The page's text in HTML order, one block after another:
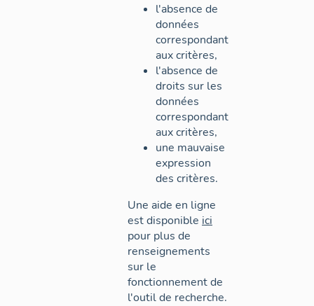
l'absence de
données
correspondant
aux critères,
l'absence de
droits sur les
données
correspondant
aux critères,
une mauvaise
expression
des critères.
Une aide en ligne
est disponible ici
pour plus de
renseignements
sur le
fonctionnement de
l'outil de recherche.